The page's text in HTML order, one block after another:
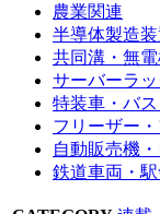
農業関連
半導体製造
共同溝・無
サーバーラ
特装車・バ
フリーザー
自動販売機
鉄道車両・